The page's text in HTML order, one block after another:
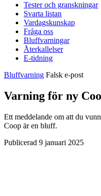
Tester och granskningar
Svarta listan
Vardagskunskap
Fråga oss
Bluffvarningar
Återkallelser
E-tidning
Bluffvarning Falsk e-post
Varning för ny
Ett meddelande om att du
Coop är en bluff.
Publicerad 9 januari 2025